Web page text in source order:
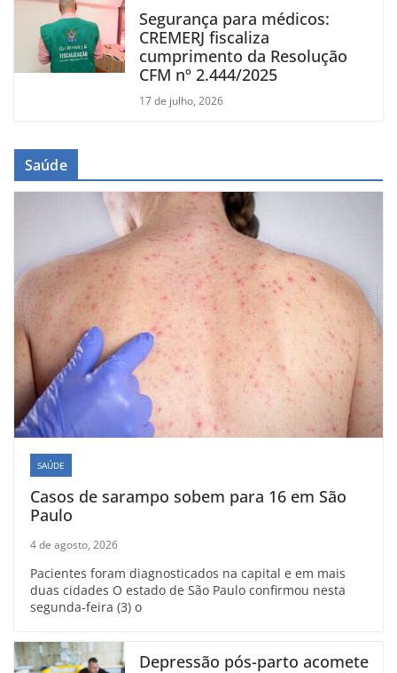
Segurança para médicos:
CREMERJ fiscaliza
cumprimento da Resolução
CFM nº 2.444/2025
17 de julho, 2026
Saúde
SAÚDE
Casos de sarampo sobem para 16 em São
Paulo
4 de agosto, 2026
Pacientes foram diagnosticados na capital e em mais
duas cidades O estado de São Paulo confirmou nesta
segunda-feira (3) o
Depressão pós-parto acomete